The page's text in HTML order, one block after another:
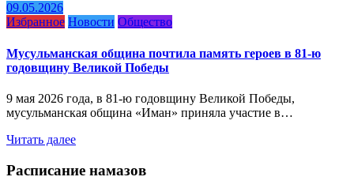
09.05.2026
Избранное Новости Общество
Мусульманская община почтила память героев в 81-ю
годовщину Великой Победы
9 мая 2026 года, в 81-ю годовщину Великой Победы,
мусульманская община «Иман» приняла участие в…
Читать далее
Расписание намазов